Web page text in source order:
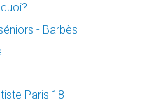
- Barbès
Paris 18